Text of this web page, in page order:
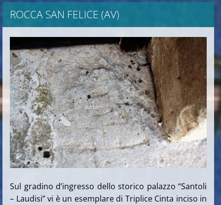
ROCCA SAN FELICE (AV)
Sul gradino d’ingresso dello storico palazzo “Santoli
– Laudisi” vi è un esemplare di Triplice Cinta inciso in